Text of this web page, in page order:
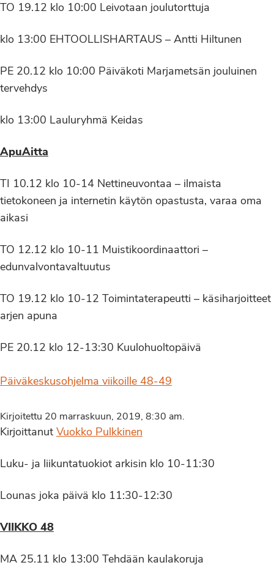
TO 19.12 klo 10:00 Leivotaan joulutorttuja
klo 13:00 EHTOOLLISHARTAUS – Antti Hiltunen
PE 20.12 klo 10:00 Päiväkoti Marjametsän jouluinen
tervehdys
klo 13:00 Lauluryhmä Keidas
ApuAitta
TI 10.12 klo 10-14 Nettineuvontaa – ilmaista
tietokoneen ja internetin käytön opastusta, varaa oma
aikasi
TO 12.12 klo 10-11 Muistikoordinaattori –
edunvalvontavaltuutus
TO 19.12 klo 10-12 Toimintaterapeutti – käsiharjoitteet
arjen apuna
PE 20.12 klo 12-13:30 Kuulohuoltopäivä
Päiväkeskusohjelma viikoille 48-49
Kirjoitettu 20 marraskuun, 2019, 8:30 am.
Kirjoittanut Vuokko Pulkkinen
Luku- ja liikuntatuokiot arkisin klo 10-11:30
Lounas joka päivä klo 11:30-12:30
VIIKKO 48
MA 25.11 klo 13:00 Tehdään kaulakoruja